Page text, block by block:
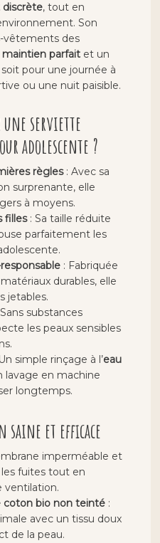
, tout en
Son
vêtements des
maintien parfait et un
pour une journée à
ou une nuit paisible.
une serviette
adolescente ?
règles: Avec sa
surprenante, elle
à moyens.
filles: Sa taille réduite
parfaitement les
: Fabriquée
durables, elle
jetables.
substances
les peaux sensibles
simple rinçage à l’eau
lavage en machine
longtemps.
saine et efficace
imperméable et
fuites tout en
ventilation.
coton bio non teinté :
avec un tissu doux
de la peau.